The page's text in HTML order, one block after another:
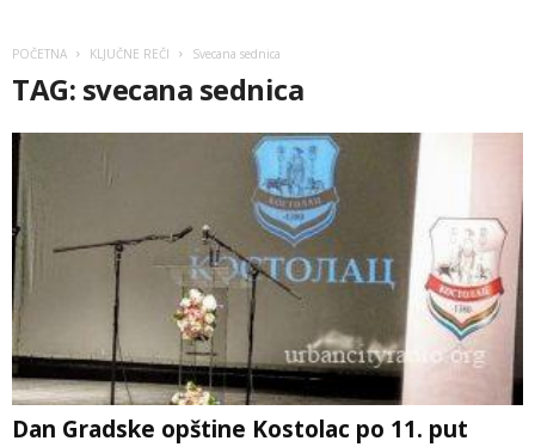
POČETNA KLJUČNE REČI Svecana sednica
TAG: svecana sednica
Dan Gradske opštine Kostolac po 11. put